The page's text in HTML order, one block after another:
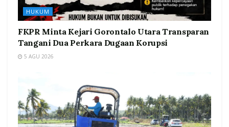
HUKUM
FKPR Minta Kejari Gorontalo Utara Transparan
Tangani Dua Perkara Dugaan Korupsi
5 AGU 2026